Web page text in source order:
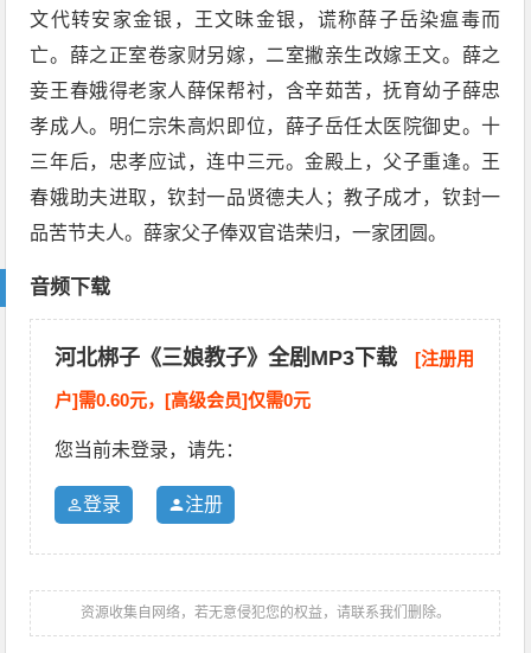
文代转安家金银，王文昧金银，谎称薛子岳染瘟毒而
亡。薛之正室卷家财另嫁，二室撇亲生改嫁王文。薛之
妾王春娥得老家人薛保帮衬，含辛茹苦，抚育幼子薛忠
孝成人。明仁宗朱高炽即位，薛子岳任太医院御史。十
三年后，忠孝应试，连中三元。金殿上，父子重逢。王
春娥助夫进取，钦封一品贤德夫人；教子成才，钦封一
品苦节夫人。薛家父子俸双官诰荣归，一家团圆。
音频下载
河北梆子《三娘教子》全剧MP3下载 [注册用
户]需0.60元，[高级会员]仅需0元
您当前未登录，请先：
登录 注册
资源收集自网络，若无意侵犯您的权益，请联系我们删除。